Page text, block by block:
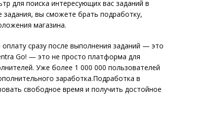
для поиска интересующих вас заданий в
вы сможете брать подработку,
магазина.
сразу после выполнения заданий — это
Go! — это не просто платформа для
Уже более 1 000 000 пользователей
заработка.Подработка в
свободное время и получить достойное